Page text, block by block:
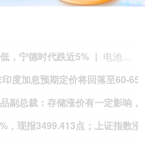
息影响 部分香港保险股大跌